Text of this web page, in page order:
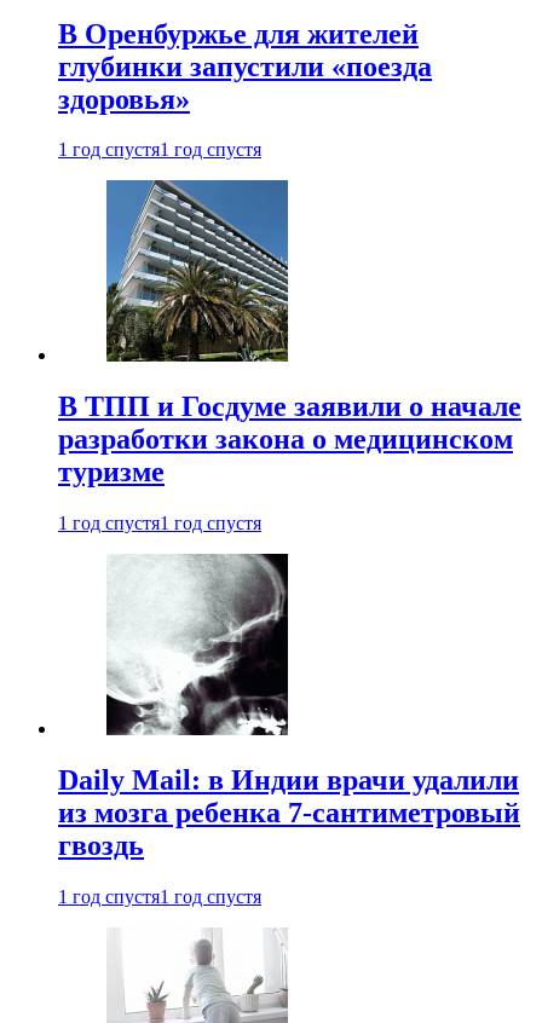
В Оренбуржье для жителей
глубинки запустили «поезда
здоровья»
1 год спустя1 год спустя
В ТПП и Госдуме заявили о начале
разработки закона о медицинском
туризме
1 год спустя1 год спустя
Daily Mail: в Индии врачи удалили
из мозга ребенка 7-сантиметровый
гвоздь
1 год спустя1 год спустя